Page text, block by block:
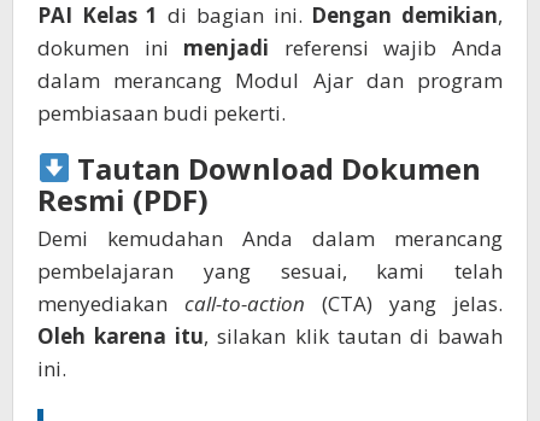
PAI Kelas 1 di bagian ini. Dengan demikian,
dokumen ini menjadi referensi wajib Anda
dalam merancang Modul Ajar dan program
pembiasaan budi pekerti.
Tautan Download Dokumen
Resmi (PDF)
Demi kemudahan Anda dalam merancang
pembelajaran yang sesuai, kami telah
menyediakan call-to-action (CTA) yang jelas.
Oleh karena itu, silakan klik tautan di bawah
ini.